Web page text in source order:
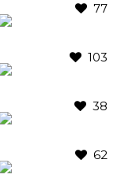
77
103
38
62